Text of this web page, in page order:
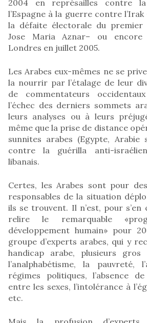
2004 en représailles contre
l’Espagne à la guerre contre
la défaite électorale du premier
Jose Maria Aznar– ou
Londres en juillet 2005.
Les Arabes eux-mêmes ne se
la nourrir par l’étalage de leur
de commentateurs
l’échec des derniers sommets
leurs analyses ou à leurs
même que la prise de distance
sunnites arabes (Egypte, Arabie
contre la guérilla anti-
libanais.
Certes, les Arabes sont pour
responsables de la situation
ils se trouvent. Il n’est, pour s’en
relire le remarquable
développement humain» pour
groupe d’experts arabes, qui y
handicap arabe, plusieurs gros
l’analphabétisme, la pauvreté,
régimes politiques, l’absence
entre les sexes, l’intolérance à
etc.